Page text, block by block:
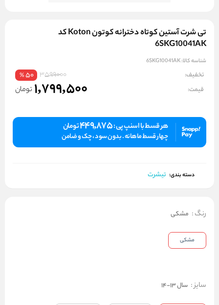
تی شرت آستین کوتاه دخترانه کوتون Koton کد
6SKG10041AK
شناسه کالا:6SKG10041AK
تخفیف: 3599000
50
%
قیمت: 1,799,500 تومان
هر قسط با اسنپ پی :449,875تومان
چهار قسط ماهانه . بدون سود ، چک و ضامن
دسته بندی: تیشرت
رنگ: مشکی
مشکی
سایز: سال 13-14